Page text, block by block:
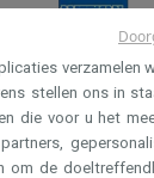
Privacy
verzamelen
stellen ons in
die voor u het
om de